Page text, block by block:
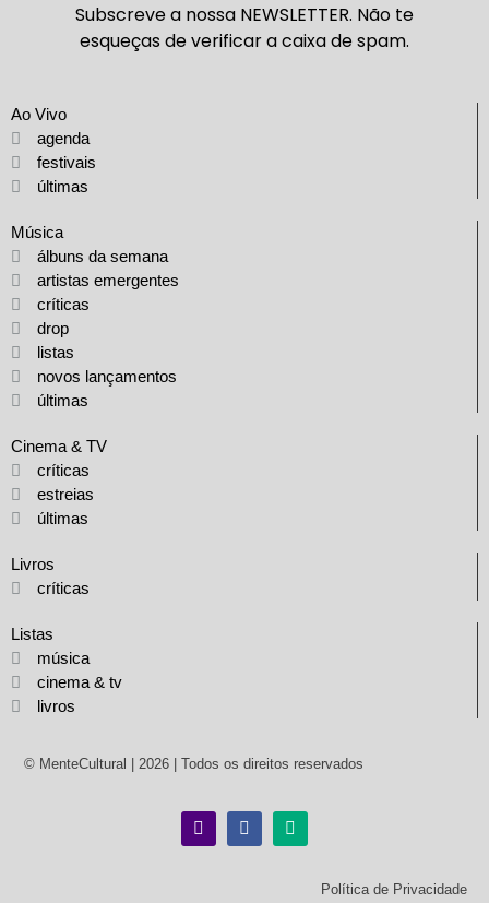
Subscreve a nossa NEWSLETTER. Não te
esqueças de verificar a caixa de spam.
Ao Vivo
agenda
festivais
últimas
Música
álbuns da semana
artistas emergentes
críticas
drop
listas
novos lançamentos
últimas
Cinema & TV
críticas
estreias
últimas
Livros
críticas
Listas
música
cinema & tv
livros
© MenteCultural | 2026 | Todos os direitos reservados
Política de Privacidade